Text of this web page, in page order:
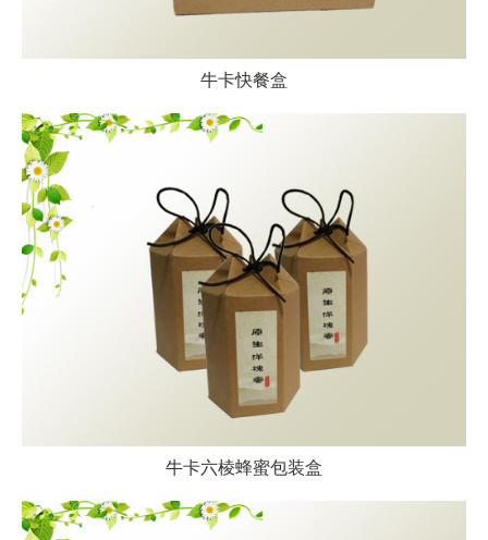
牛卡快餐盒
牛卡六棱蜂蜜包装盒